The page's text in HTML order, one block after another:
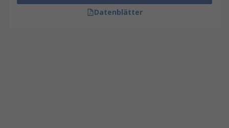
Datenblätter